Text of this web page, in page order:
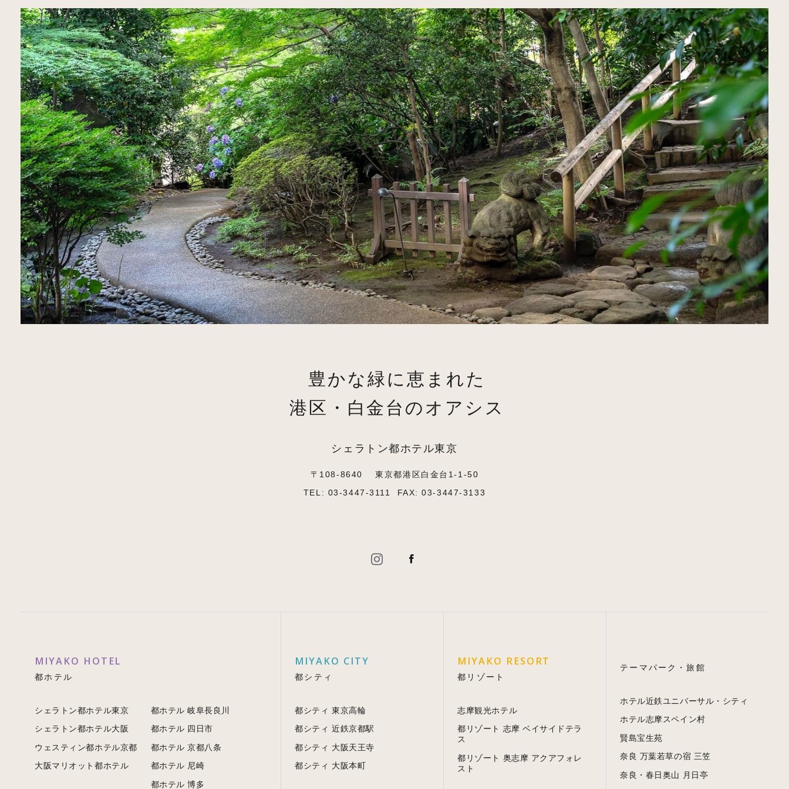
豊かな緑に恵まれた
港区・白金台のオアシス
シェラトン都ホテル東京
〒108-8640
東京都港区白金台1-1-50
TEL: 03-3447-3111 FAX: 03-3447-3133
MIYAKO HOTEL
都ホテル
シェラトン都ホテル東京
シェラトン都ホテル大阪
ウェスティン都ホテル京都
大阪マリオット都ホテル
都ホテル 岐阜長良川
都ホテル 四日市
都ホテル 京都八条
都ホテル 尼崎
都ホテル 博多
MIYAKO CITY
都シティ
都シティ 東京高輪
都シティ 近鉄京都駅
都シティ 大阪天王寺
都シティ 大阪本町
MIYAKO RESORT
都リゾート
志摩観光ホテル
都リゾート 志摩 ベイサイドテラ
ス
都リゾート 奥志摩 アクアフォレ
スト
テーマパーク・旅館
ホテル近鉄ユニバーサル・シティ
ホテル志摩スペイン村
賢島宝生苑
奈良 万葉若草の宿 三笠
奈良・春日奥山 月日亭